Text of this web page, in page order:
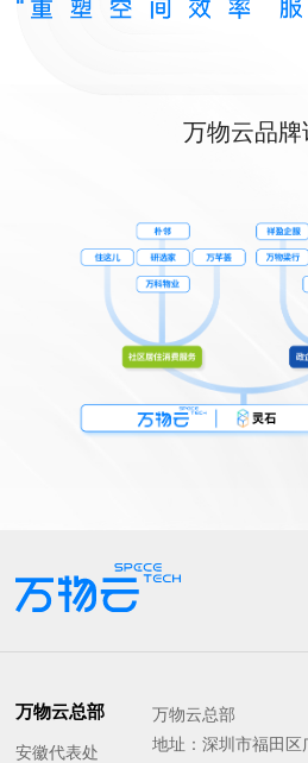
万物云品牌
万物云总部
安徽代表处
万物云总部
地址：深圳市福田区